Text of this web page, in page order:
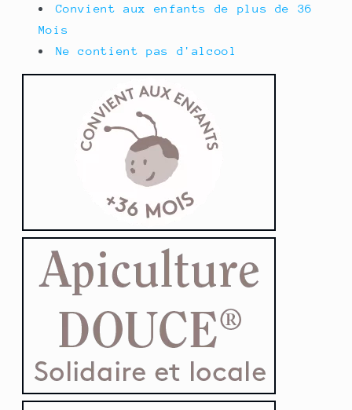
Convient aux enfants de plus de 36
Mois
Ne contient pas d'alcool